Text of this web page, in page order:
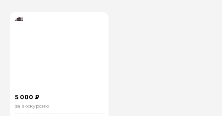
Россия
5 000 ₽
за экскурсию